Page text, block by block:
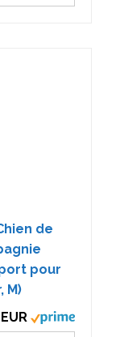
de
pour
M)